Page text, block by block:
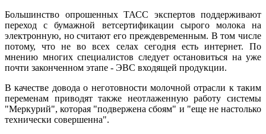
Большинство опрошенных ТАСС экспертов поддерживают
переход с бумажной ветсертификации сырого молока на
электронную, но считают его преждевременным. В том числе
потому, что не во всех селах сегодня есть интернет. По
мнению многих специалистов следует остановиться на уже
почти законченном этапе - ЭВС входящей продукции.
В качестве довода о неготовности молочной отрасли к таким
переменам приводят также неотлаженную работу системы
"Меркурий", которая "подвержена сбоям" и "еще не настолько
технически совершенна".